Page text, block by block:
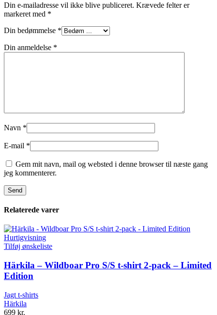
Din e-mailadresse vil ikke blive publiceret. Krævede felter er
markeret med *
Din bedømmelse *
Din anmeldelse *
Navn *
E-mail *
Gem mit navn, mail og websted i denne browser til næste gang
jeg kommenterer.
Relaterede varer
Hurtigvisning
Tilføj ønskeliste
Härkila – Wildboar Pro S/S t-shirt 2-pack – Limited
Edition
Jagt t-shirts
Härkila
699 kr.